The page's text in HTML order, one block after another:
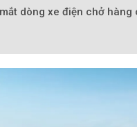
dòng xe điện chở hàng